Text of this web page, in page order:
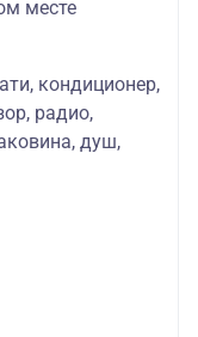
месте
кондиционер,
радио,
душ,